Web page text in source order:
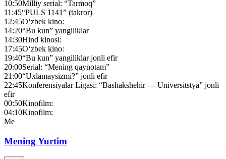
10:50Milliy serial: “Tarmoq”
11:45“PULS 1141” (takror)
12:45O‘zbek kino:
14:20“Bu kun” yangiliklar
14:30Hind kinosi:
17:45O‘zbek kino:
19:40“Bu kun” yangiliklar jonli efir
20:00Serial: “Mening qaynotam”
21:00“Uxlamaysizmi?” jonli efir
22:45Konferensiyalar Ligasi: “Bashakshehir — Universitstya” jonli
efir
00:50Kinofilm:
04:10Kinofilm:
Me
Mening Yurtim